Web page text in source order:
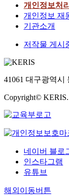
개인정보처
개인정보 재
기관소개
저작물 게시
41061 대구광역시
Copyright©
네이버 블로
인스타그램
유튜브
해외이동버튼